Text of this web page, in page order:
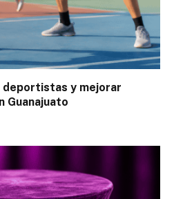
deportistas y mejorar
Guanajuato